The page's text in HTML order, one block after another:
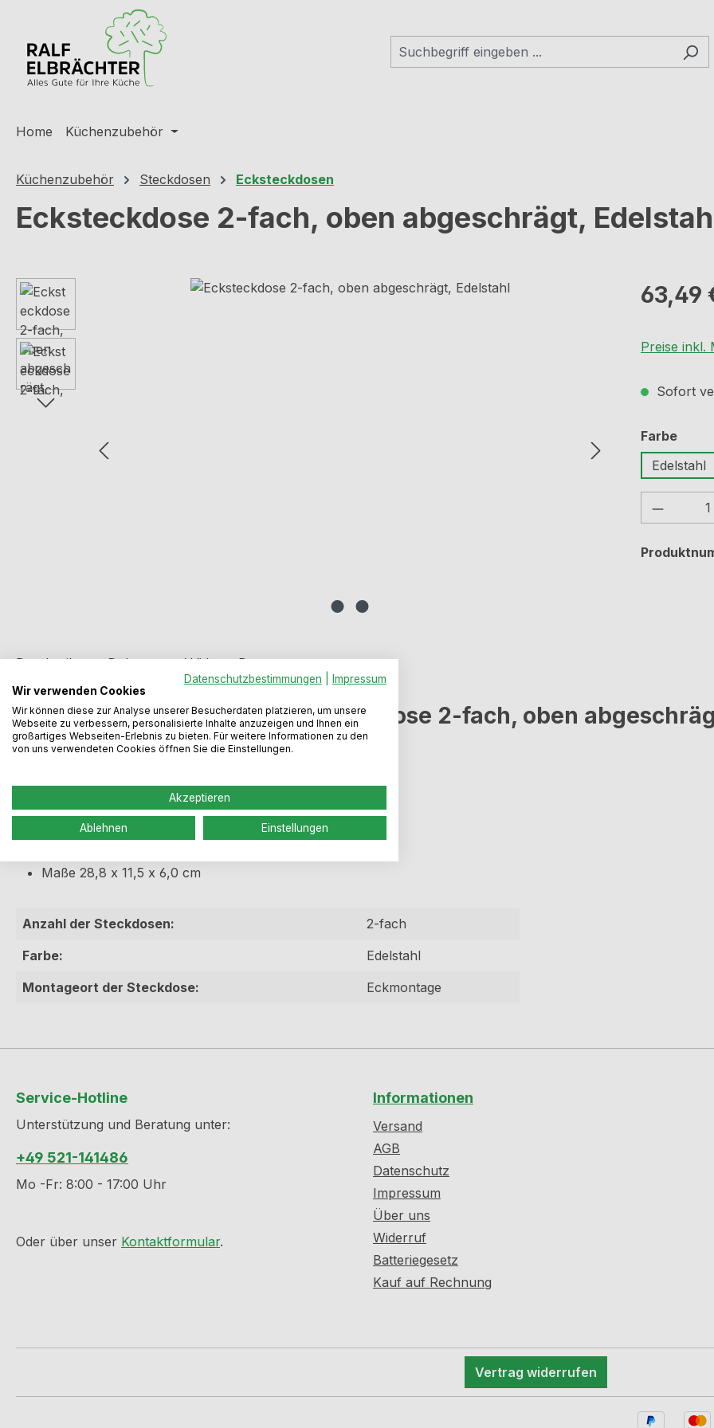
Hauptinhalt springen
Zur Suche springen
Zur Hauptnavigation springen
Home Küchenzubehör
Küchenzubehör Steckdosen Ecksteckdosen
Ecksteckdose 2-fach, oben abgeschrägt,
Bildergalerie überspringen Regulärer
63,49
Preise inkl.
Sofort
Farbe
Edelstahl
Beschreibung Dokumente / Videos Bewertungen
Produktinformationen "Ecksteckdose 2-fach, oben
Ecksteckdose, oben abgeschrägt, Edelstahl
Gehäuse aus Edelstahl
Max. 3500 W
Maße 28,8 x 11,5 x 6,0 cm
Anzahl der Steckdosen:
2-fach
Farbe:
Edelstahl
Montageort der Steckdose:
Eckmontage
Service-Hotline
Unterstützung und Beratung unter:
+49 521-141486
Mo -Fr: 8:00 - 17:00 Uhr
Oder über unser Kontaktformular.
Informationen
Versand
AGB
Datenschutz
Impressum
Über uns
Widerruf
Batteriegesetz
Kauf auf Rechnung
Vertrag widerrufen
Datenschutzbestimmungen
Impressum
Wir verwenden Cookies
Wir können diese zur Analyse unserer Besucherdaten platzieren, um unsere
Webseite zu verbessern, personalisierte Inhalte anzuzeigen und Ihnen ein
großartiges Webseiten-Erlebnis zu bieten. Für weitere Informationen zu den
von uns verwendeten Cookies öffnen Sie die Einstellungen.
Akzeptieren
Ablehnen Einstellungen